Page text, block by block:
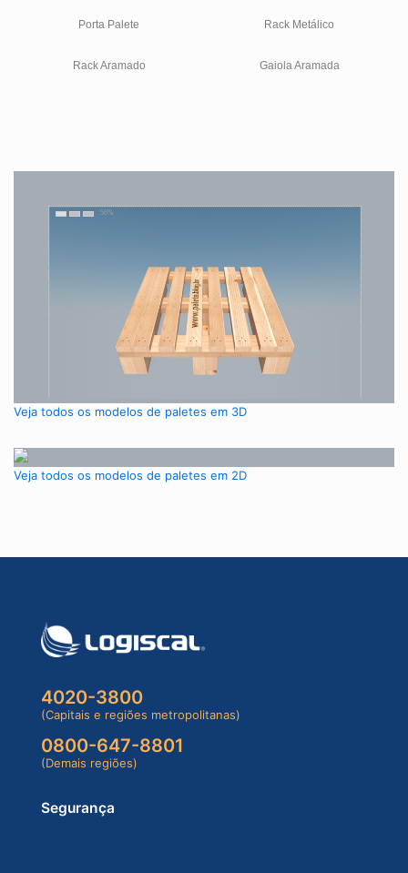
Porta Palete Rack Metálico
Rack Aramado Gaiola Aramada
Veja todos os modelos de paletes em 3D
Veja todos os modelos de paletes em 2D
4020-3800
(Capitais e regiões metropolitanas)
0800-647-8801
(Demais regiões)
Segurança